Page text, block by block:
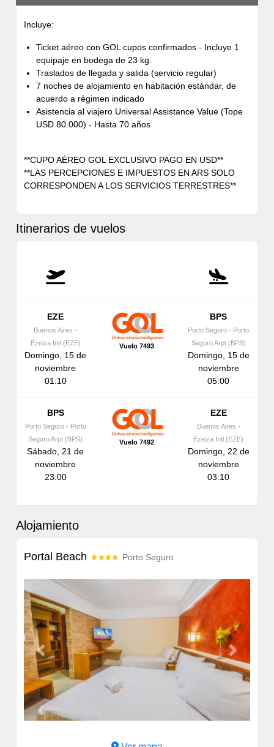
Incluye:
Ticket aéreo con GOL cupos confirmados - Incluye 1
equipaje en bodega de 23 kg.
Traslados de llegada y salida (servicio regular)
7 noches de alojamiento en habitación estándar, de
acuerdo a régimen indicado
Asistencia al viajero Universal Assistance Value (Tope
USD 80.000) - Hasta 70 años
**CUPO AÉREO GOL EXCLUSIVO PAGO EN USD**
**LAS PERCEPCIONES E IMPUESTOS EN ARS SOLO
CORRESPONDEN A LOS SERVICIOS TERRESTRES**
Itinerarios de vuelos
EZE
Buenos Aires -
Ezeiza Intl (EZE)
Domingo, 15 de
noviembre
01:10
Vuelo 7493
BPS
Porto Seguro - Porto
Seguro Arpt (BPS)
Domingo, 15 de
noviembre
05:00
BPS
Porto Seguro - Porto
Seguro Arpt (BPS)
Sábado, 21 de
noviembre
23:00
Vuelo 7492
EZE
Buenos Aires -
Ezeiza Intl (EZE)
Domingo, 22 de
noviembre
03:10
Alojamiento
Portal Beach Porto Seguro
Previous Next